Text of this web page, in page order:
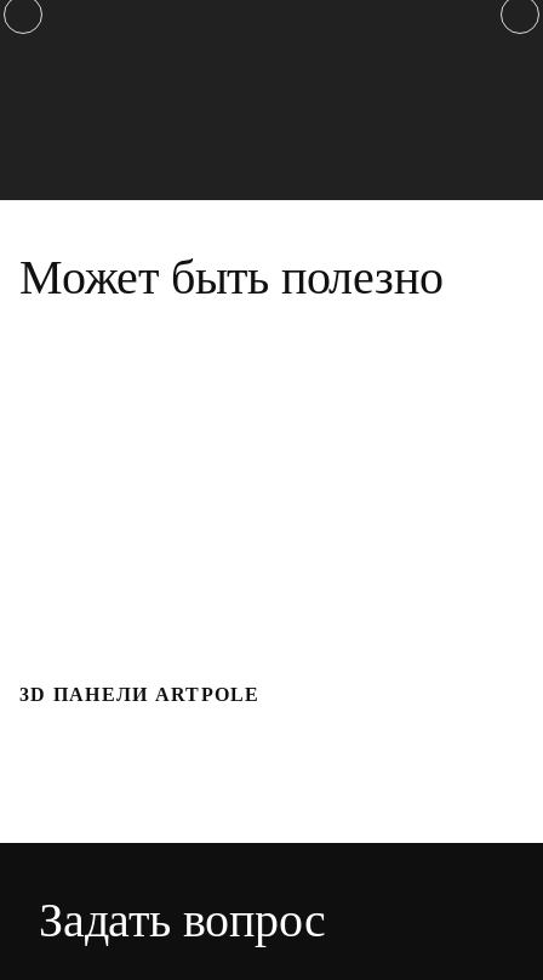
Может быть полезно
3D ПАНЕЛИ ARTPOLE
Задать вопрос